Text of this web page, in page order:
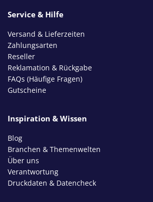
Service & Hilfe
Versand & Lieferzeiten
Zahlungsarten
Reseller
Reklamation & Rückgabe
FAQs (Häufige Fragen)
Gutscheine
Inspiration & Wissen
Blog
Branchen & Themenwelten
Über uns
Verantwortung
Druckdaten & Datencheck